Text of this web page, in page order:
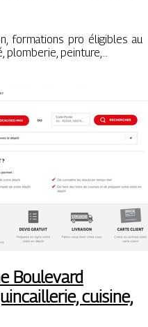
formations pro éligibles au
plomberie, peinture,…
Boulevard
cuisine,